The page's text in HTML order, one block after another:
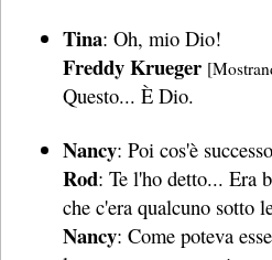
Tina: Oh, mio Dio!
Freddy Krueger
Questo... È Dio.
Nancy: Poi cos'è
Rod: Te l'ho detto... Era
che c'era qualcuno sotto
Nancy: Come poteva